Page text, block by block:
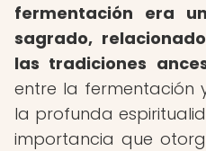
fermentación era
sagrado,
las tradiciones
entre la fermentación
la profunda
importancia que